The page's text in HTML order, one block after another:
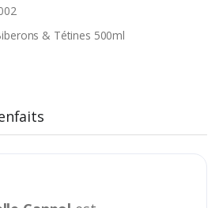
& Tétines 500ml